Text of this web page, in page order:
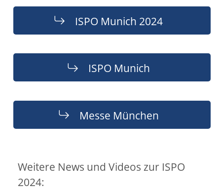
ISPO Munich 2024
ISPO Munich
Messe München
Weitere News und Videos zur ISPO
2024: